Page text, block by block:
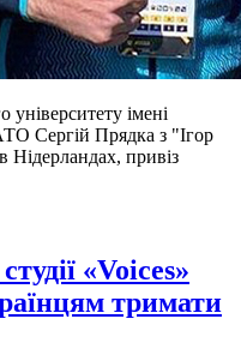
університету імені
Сергій Прядка з "Ігор
Нідерландах, привіз
«Voices»
тримати